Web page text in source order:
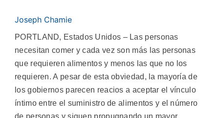
Joseph Chamie
PORTLAND, Estados Unidos – Las personas
necesitan comer y cada vez son más las personas
que requieren alimentos y menos las que no los
requieren. A pesar de esta obviedad, la mayoría de
los gobiernos parecen reacios a aceptar el vínculo
íntimo entre el suministro de alimentos y el número